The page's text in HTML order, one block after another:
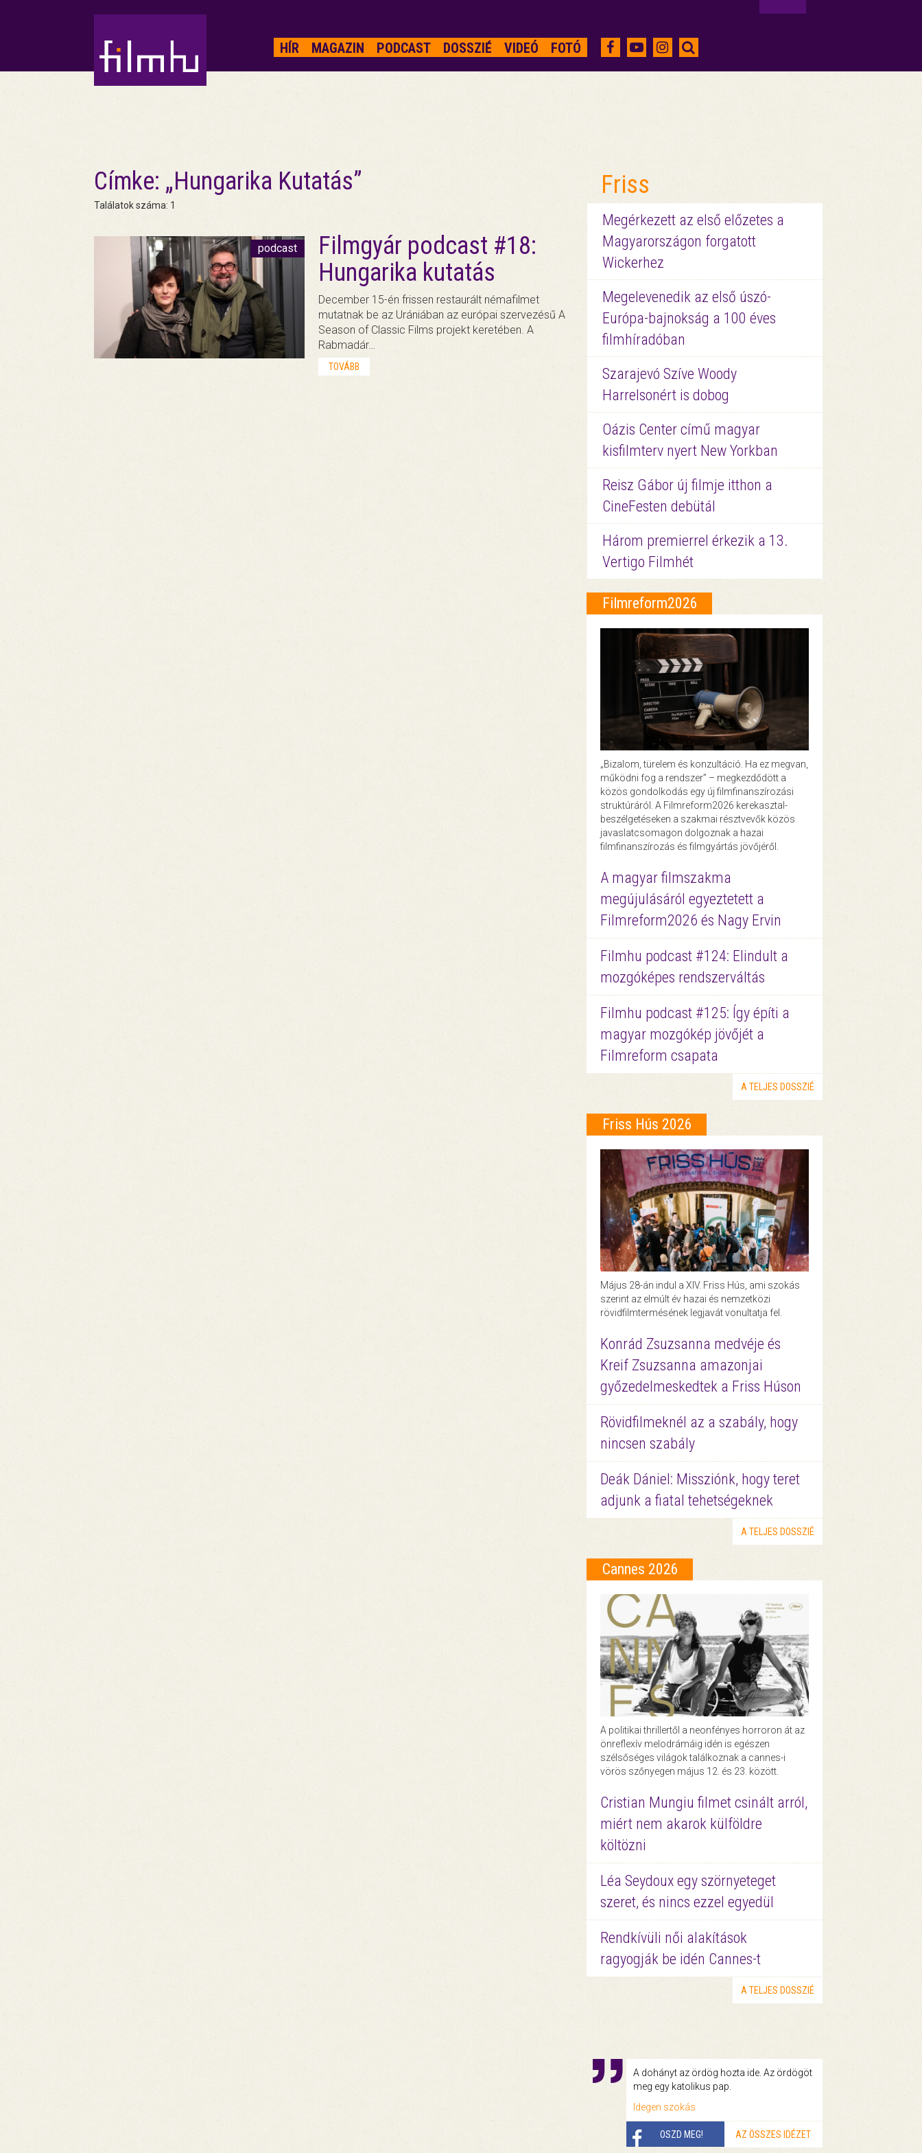
HÍR MAGAZIN PODCAST DOSSZIÉ VIDEÓ FOTÓ
Címke: „Hungarika Kutatás”
Találatok száma: 1
podcast
Filmgyár podcast #18:
Hungarika kutatás
December 15-én frissen restaurált némafilmet
mutatnak be az Urániában az európai szervezésű A
Season of Classic Films projekt keretében. A
Rabmadár…
TOVÁBB
Friss
Megérkezett az első előzetes a
Magyarországon forgatott
Wickerhez
Megelevenedik az első úszó-
Európa-bajnokság a 100 éves
filmhíradóban
Szarajevó Szíve Woody
Harrelsonért is dobog
Oázis Center című magyar
kisfilmterv nyert New Yorkban
Reisz Gábor új filmje itthon a
CineFesten debütál
Három premierrel érkezik a 13.
Vertigo Filmhét
Filmreform2026
„Bizalom, türelem és konzultáció. Ha ez megvan,
működni fog a rendszer” – megkezdődött a
közös gondolkodás egy új filmfinanszírozási
struktúráról. A Filmreform2026 kerekasztal-
beszélgetéseken a szakmai résztvevők közös
javaslatcsomagon dolgoznak a hazai
filmfinanszírozás és filmgyártás jövőjéről.
A magyar filmszakma
megújulásáról egyeztetett a
Filmreform2026 és Nagy Ervin
Filmhu podcast #124: Elindult a
mozgóképes rendszerváltás
Filmhu podcast #125: Így építi a
magyar mozgókép jövőjét a
Filmreform csapata
A TELJES DOSSZIÉ
Friss Hús 2026
Május 28-án indul a XIV. Friss Hús, ami szokás
szerint az elmúlt év hazai és nemzetközi
rövidfilmtermésének legjavát vonultatja fel.
Konrád Zsuzsanna medvéje és
Kreif Zsuzsanna amazonjai
győzedelmeskedtek a Friss Húson
Rövidfilmeknél az a szabály, hogy
nincsen szabály
Deák Dániel: Missziónk, hogy teret
adjunk a fiatal tehetségeknek
A TELJES DOSSZIÉ
Cannes 2026
A politikai thrillertől a neonfényes horroron át az
önreflexív melodrámáig idén is egészen
szélsőséges világok találkoznak a cannes-i
vörös szőnyegen május 12. és 23. között.
Cristian Mungiu filmet csinált arról,
miért nem akarok külföldre
költözni
Léa Seydoux egy szörnyeteget
szeret, és nincs ezzel egyedül
Rendkívüli női alakítások
ragyogják be idén Cannes-t
A TELJES DOSSZIÉ
A dohányt az ördög hozta ide. Az ördögöt
meg egy katolikus pap.
Idegen szokás
OSZD MEG! AZ ÖSSZES IDÉZET